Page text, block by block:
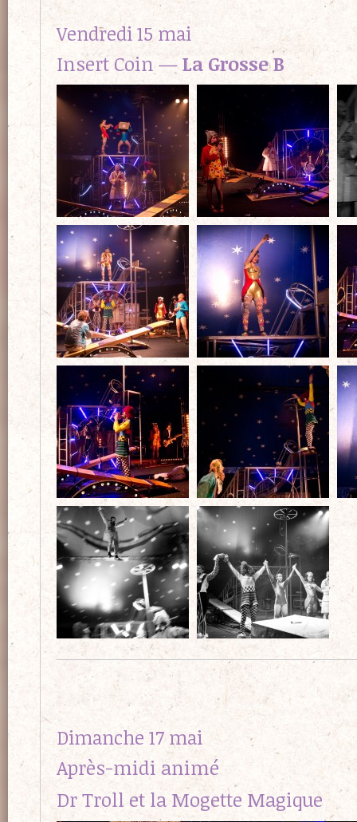
Vendredi 15 mai
Insert Coin —La Grosse B
Dimanche 17 mai
Après-midi animé
Dr Troll et la Mogette Magique